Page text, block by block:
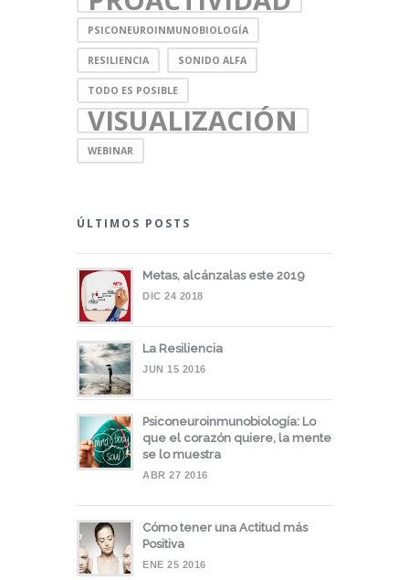
PSICONEUROINMUNOBIOLOGÍA
RESILIENCIA SONIDO ALFA
TODO ES POSIBLE
VISUALIZACIÓN
WEBINAR
ÚLTIMOS POSTS
Metas, alcánzalas este 2019
DIC 24 2018
La Resiliencia
JUN 15 2016
Psiconeuroinmunobiología: Lo
que el corazón quiere, la mente
se lo muestra
ABR 27 2016
Cómo tener una Actitud más
Positiva
ENE 25 2016